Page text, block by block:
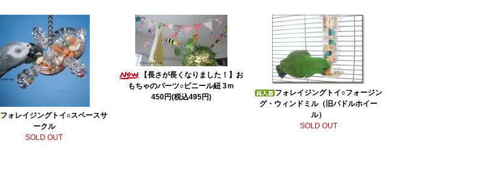
フォレイジングトイ○スペースサ
ークル
SOLD OUT
【長さが長くなりました！】お
もちゃのパーツ○ビニール紐 3ｍ
450円(税込495円)
フォレイジングトイ○フォージン
グ・ウィンドミル（旧パドルホイー
ル）
SOLD OUT